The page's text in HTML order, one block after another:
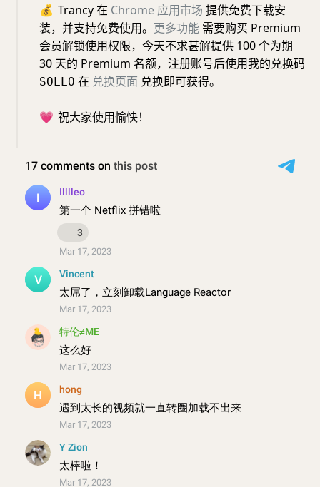
💰 Trancy 在 Chrome 应用市场 提供免费下载安
装，并支持免费使用。 更多功能 需要购买 Premium
会员解锁使用权限，今天不求甚解提供 100 个为期
30 天的 Premium 名额，注册账号后使用我的兑换码
SOLLO 在 兑换页面 兑换即可获得。
💗 祝大家使用愉快！